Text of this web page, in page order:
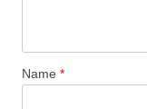
Name *